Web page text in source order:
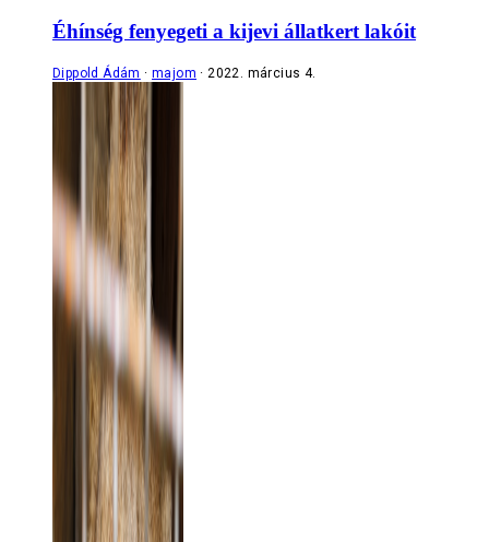
Éhínség fenyegeti a kijevi állatkert lakóit
Dippold Ádám majom 2022. március 4.